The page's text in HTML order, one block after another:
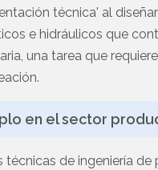
técnica' al
e hidráulicos que
una tarea que
en el sector
técnicas de ingeniería de